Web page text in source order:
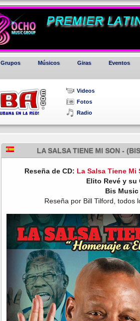
Grupos Músicos Giras Eventos
Videos
Fotos
Radio
LA SALSA TIENE MI SON -
Reseña de CD: La Salsa Tiene Mi
Elito Revé y su
Bis Music
Reseña por Bill Tilford, todos